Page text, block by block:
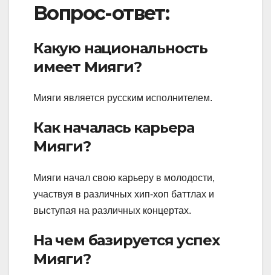
Вопрос-ответ:
Какую национальность
имеет Мияги?
Мияги является русским исполнителем.
Как началась карьера
Мияги?
Мияги начал свою карьеру в молодости,
участвуя в различных хип-хоп баттлах и
выступая на различных концертах.
На чем базируется успех
Мияги?